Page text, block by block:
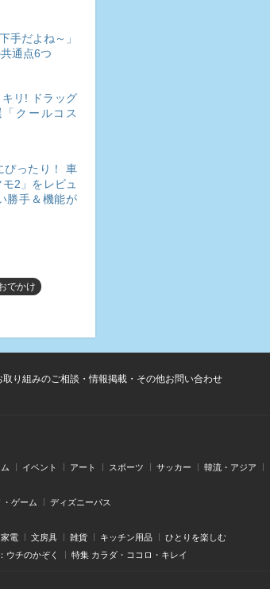
手だよね～」
通点6つ
リ! ドラッグ
クールコス
ぴったり！ 車
2」をレビュ
勝手＆機能が
でかけ
取り組みのご相談・情報掲載・その他お問い合わせ
イベント アート スポーツ サッカー 韓流・アジア
・ゲーム ディズニーパス
家電 文房具 雑貨 キッチン用品 ひとりを楽しむ
ウチのかぞく 特集 カラダ・ココロ・キレイ